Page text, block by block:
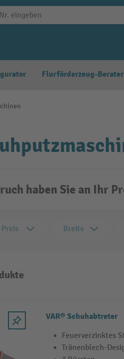
Flurförderzeug-Berater
haben Sie an Ihr
Preis Breite
VAR® Schuhabtreter
Feuerverzinktes
Tränenblech-